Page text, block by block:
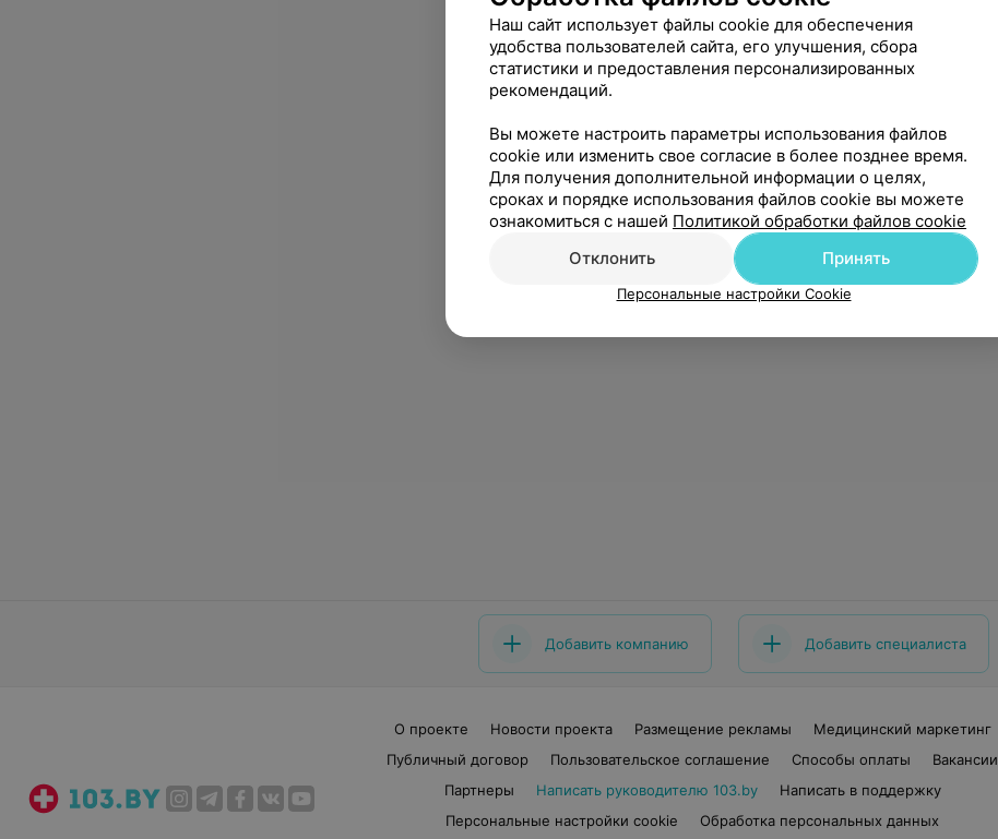
Добавить компанию Добавить специалиста
О проекте Новости проекта Размещение рекламы
Медицинский маркетинг
Публичный договор
Пользовательское соглашение Способы оплаты
Вакансии
Партнеры
Написать руководителю 103.by
Написать в поддержку
Персональные настройки cookie
Обработка персональных данных
Наш сайт использует файлы cookie для обеспечения
удобства пользователей сайта, его улучшения, сбора
статистики и предоставления персонализированных
рекомендаций.
Вы можете настроить параметры использования файлов
cookie или изменить свое согласие в более позднее время.
Для получения дополнительной информации о целях,
сроках и порядке использования файлов cookie вы можете
ознакомиться с нашей Политикой обработки файлов cookie
Отклонить
Принять
Персональные настройки Cookie